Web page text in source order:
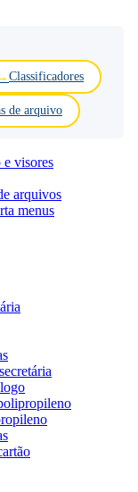
Classificadores
de arquivo
e visores
arquivos
menus